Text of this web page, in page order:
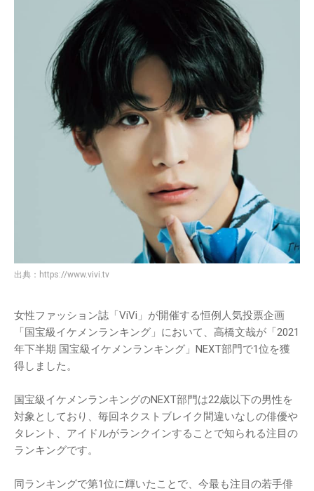
出典： https://www.vivi.tv
女性ファッション誌「ViVi」が開催する恒例人気投票企画
「国宝級イケメンランキング」において、高橋文哉が「2021
年下半期 国宝級イケメンランキング」NEXT部門で1位を獲
得しました。
国宝級イケメンランキングのNEXT部門は22歳以下の男性を
対象としており、毎回ネクストブレイク間違いなしの俳優や
タレント、アイドルがランクインすることで知られる注目の
ランキングです。
同ランキングで第1位に輝いたことで、今最も注目の若手俳